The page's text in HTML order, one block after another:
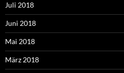
Juli 2018
Juni 2018
Mai 2018
März 2018